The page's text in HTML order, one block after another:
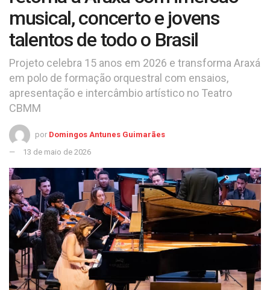
musical, concerto e jovens
talentos de todo o Brasil
Projeto celebra 15 anos em 2026 e transforma Araxá
em polo de formação orquestral com ensaios,
apresentação e intercâmbio artístico no Teatro
CBMM
por Domingos Antunes Guimarães
13 de maio de 2026